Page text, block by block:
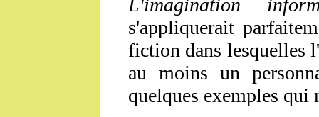
s'appliquerait
fiction dans lesquelles
au moins un
quelques exemples